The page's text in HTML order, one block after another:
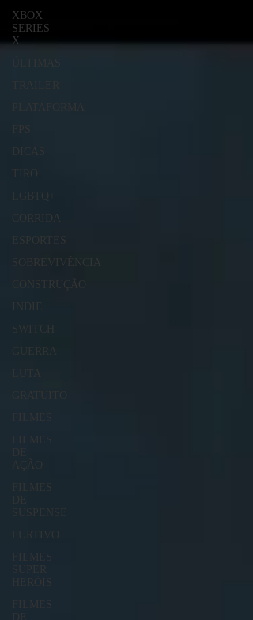
XBOX
SERIES
X
ÚLTIMAS
PLATAFORMA
FPS
DICAS
TIRO
LGBTQ+
CORRIDA
ESPORTES
SOBREVIVÊNCIA
CONSTRUÇÃO
INDIE
SWITCH
GUERRA
LUTA
GRATUITO
FILMES
FILMES
AÇÃO
FILMES
SUSPENSE
FURTIVO
FILMES
SUPER
HERÓIS
FILMES